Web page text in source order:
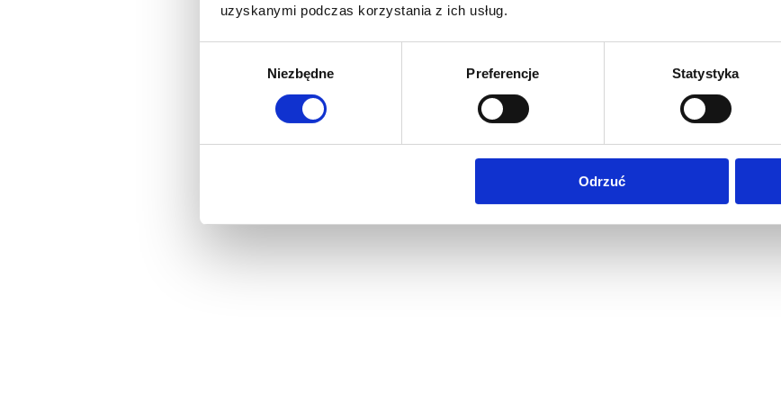
uzyskanymi podczas korzystania z ich usług.
Niezbędne Preferencje Statystyka
Odrzuć